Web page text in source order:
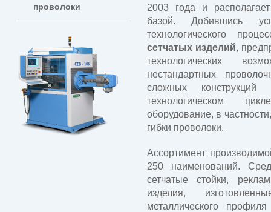
проволоки
2003 года и
базой. Добившись
технологического
сетчатых изделий,
технологических
нестандартных
сложных
технологическом
оборудование, в
гибки проволоки.
Ассортимент
250 наименований.
сетчатые стойки,
изделия,
металлического